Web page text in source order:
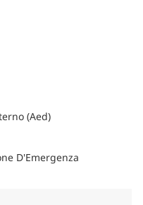
vita marina.
a bordo della M/V
arrivare, consultare la
(Aed)
D'Emergenza